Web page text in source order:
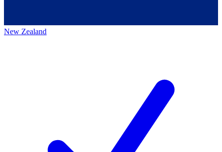
New Zealand